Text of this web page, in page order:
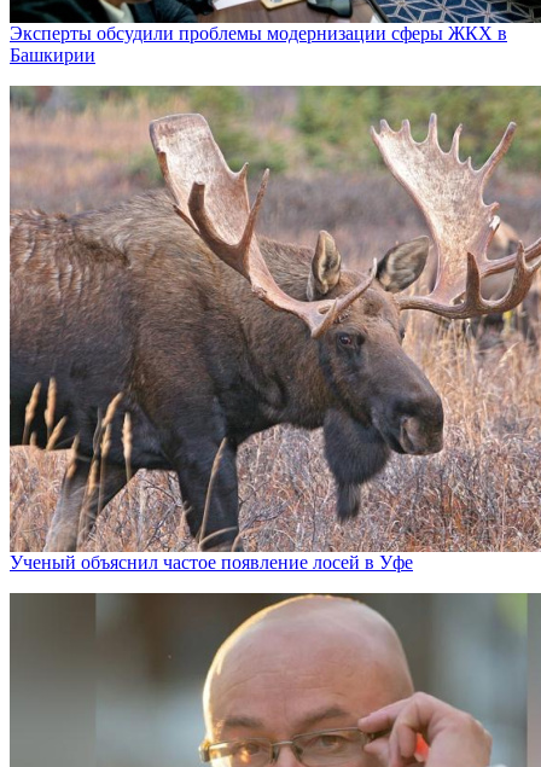
Эксперты обсудили проблемы модернизации сферы ЖКХ в
Башкирии
Ученый объяснил частое появление лосей в Уфе